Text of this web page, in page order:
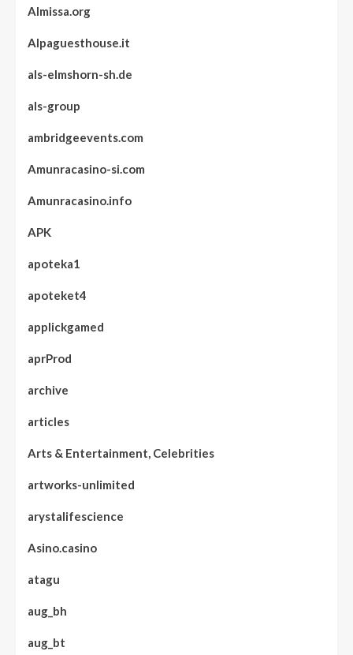
Almissa.org
Alpaguesthouse.it
als-elmshorn-sh.de
als-group
ambridgeevents.com
Amunracasino-si.com
Amunracasino.info
APK
apoteka1
apoteket4
applickgamed
aprProd
archive
articles
Arts & Entertainment, Celebrities
artworks-unlimited
arystalifescience
Asino.casino
atagu
aug_bh
aug_bt